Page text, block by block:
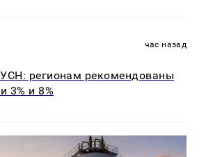
час назад
регионам рекомендованы
3% и 8%